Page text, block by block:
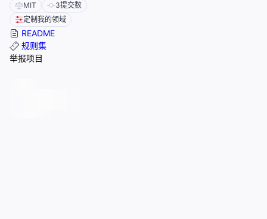
MIT 3提交数
定制我的领域
README
规则集
举报项目